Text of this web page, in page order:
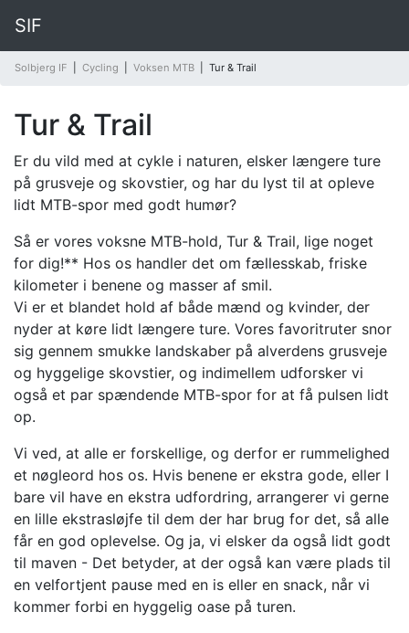
SIF
Solbjerg IF Cycling Voksen MTB Tur & Trail
Tur & Trail
Er du vild med at cykle i naturen, elsker længere ture
på grusveje og skovstier, og har du lyst til at opleve
lidt MTB-spor med godt humør?
Så er vores voksne MTB-hold, Tur & Trail, lige noget
for dig!** Hos os handler det om fællesskab, friske
kilometer i benene og masser af smil.
Vi er et blandet hold af både mænd og kvinder, der
nyder at køre lidt længere ture. Vores favoritruter snor
sig gennem smukke landskaber på alverdens grusveje
og hyggelige skovstier, og indimellem udforsker vi
også et par spændende MTB-spor for at få pulsen lidt
op.
Vi ved, at alle er forskellige, og derfor er rummelighed
et nøgleord hos os. Hvis benene er ekstra gode, eller I
bare vil have en ekstra udfordring, arrangerer vi gerne
en lille ekstrasløjfe til dem der har brug for det, så alle
får en god oplevelse. Og ja, vi elsker da også lidt godt
til maven - Det betyder, at der også kan være plads til
en velfortjent pause med en is eller en snack, når vi
kommer forbi en hyggelig oase på turen.